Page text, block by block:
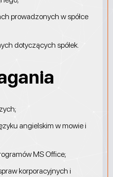
prowadzonych w spółce
dotyczących spółek.
angielskim w mowie i
MS Office;
korporacyjnych i